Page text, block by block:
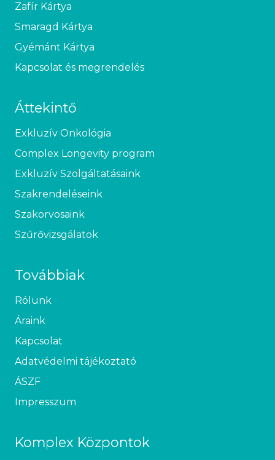
Zafír Kártya
Smaragd Kártya
Gyémánt Kártya
Kapcsolat és megrendelés
Áttekintő
Exkluzív Onkológia
Complex Longevity program
Exkluzív Szolgáltatásaink
Szakrendeléseink
Szakorvosaink
Szűrővizsgálatok
Továbbiak
Rólunk
Áraink
Kapcsolat
Adatvédelmi tájékoztató
ÁSZF
Impresszum
Komplex Központok